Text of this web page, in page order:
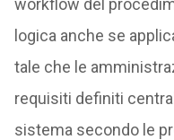
workflow del
logica anche se
tale che le
requisiti definiti
sistema secondo le